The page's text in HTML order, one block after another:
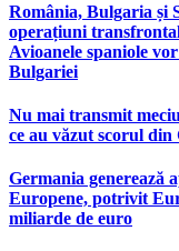
România, Bulgaria și
operațiuni
Avioanele spaniole
Bulgariei
Nu mai transmit
ce au văzut scorul din
Germania generează
Europene, potrivit
miliarde de euro